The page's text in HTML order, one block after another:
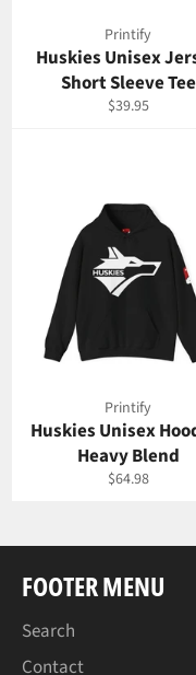
Printify
Huskies Unisex
Short Sleeve Tee
Prix
$39.95
Printify
Huskies Unisex
Heavy Blend
Prix
$64.98
FOOTER MENU
Search
Contact